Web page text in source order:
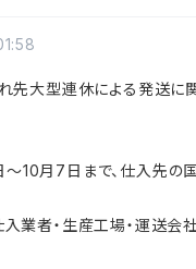
大型連休による発送に
10月7日まで、仕入先の
業者・生産工場・運送会